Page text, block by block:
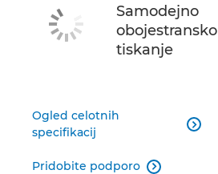
Samodejno
obojestransko
tiskanje
Ogled celotnih
specifikacij

Pridobite podporo 